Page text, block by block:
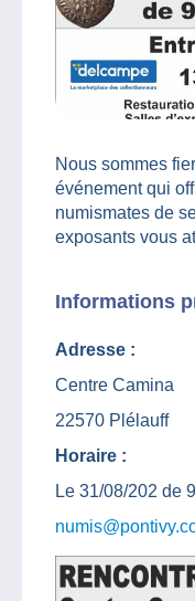
Nous sommes
événement qui
numismates de
exposants vous
Informations
Adresse :
Centre Camina
22570 Plélauff
Horaire :
Le 31/08/202 de